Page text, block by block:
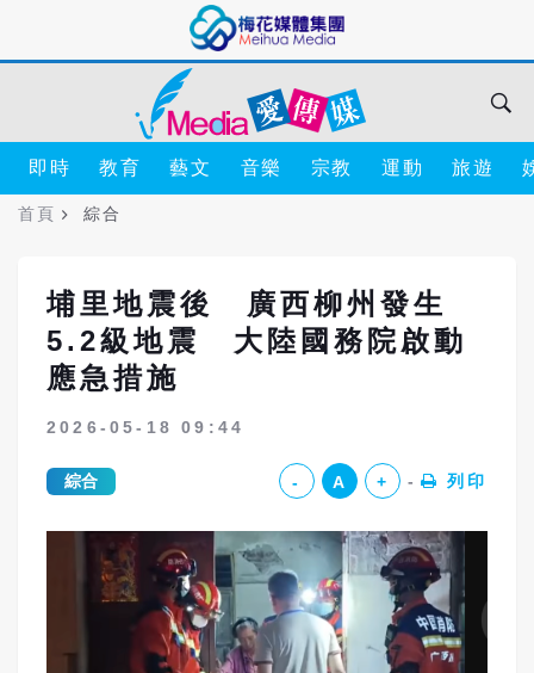
即時 教育 藝文 音樂 宗教 運動 旅遊
首頁 綜合
埔里地震後 廣西柳州發生
5.2級地震 大陸國務院啟動
應急措施
2026-05-18 09:44
綜合 - A + 列印